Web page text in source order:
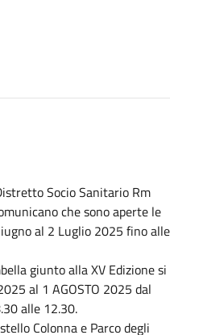
Socio Sanitario Rm
che sono aperte le
al 2 Luglio 2025 fino alle
giunto alla XV Edizione si
al 1 AGOSTO 2025 dal
alle 12.30.
Colonna e Parco degli